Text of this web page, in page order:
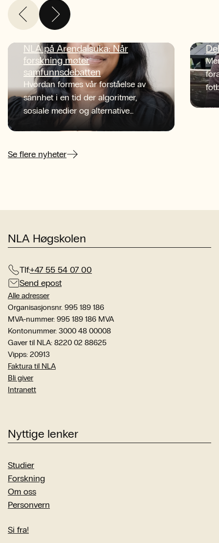
NLA på Arendalsuka: Når
forskning møter
samfunnsdebatten
Hvordan formes vår forståelse av
sannhet i en tid der algoritmer,
sosiale medier og alternative
informasjonskilder konkurrerer om
Se flere nyheter
NLA Høgskolen
Tlf:+47 55 54 07 00
Send epost
Alle adresser
Organisasjonsnr. 995 189 186
MVA-nummer: 995 189 186 MVA
Kontonummer: 3000 48 00008
Gaver til NLA: 8220 02 88625
Vipps: 20913
Faktura til NLA
Bli giver
Intranett
Nyttige lenker
Studier
Forskning
Om oss
Personvern
Si fra!